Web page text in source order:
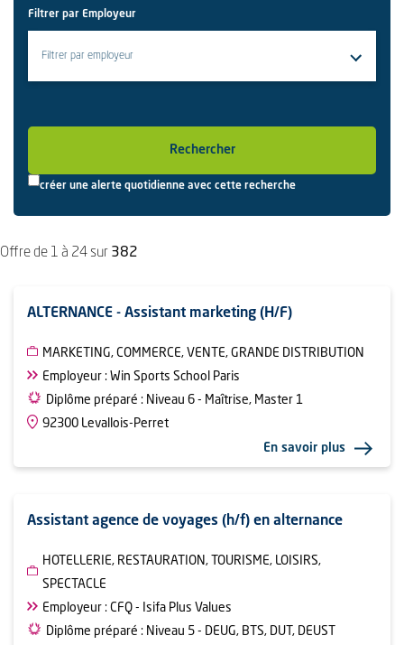
Filtrer par Employeur
Rechercher
créer une alerte quotidienne avec cette recherche
Offre de 1 à 24 sur 382
ALTERNANCE - Assistant marketing (H/F)
MARKETING, COMMERCE, VENTE, GRANDE DISTRIBUTION
Employeur : Win Sports School Paris
Diplôme préparé : Niveau 6 - Maîtrise, Master 1
92300 Levallois-Perret
En savoir plus
Assistant agence de voyages (h/f) en alternance
HOTELLERIE, RESTAURATION, TOURISME, LOISIRS,
SPECTACLE
Employeur : CFQ - Isifa Plus Values
Diplôme préparé : Niveau 5 - DEUG, BTS, DUT, DEUST